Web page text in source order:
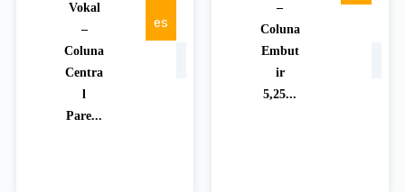
Vokal
–
Coluna
Centra
l
Pare...
es
–
Coluna
Embut
ir
5,25...